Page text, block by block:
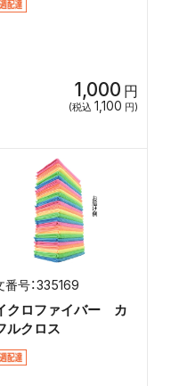
1,000 円
(税込 1,100 円)
335169
クロファイバー カ
ルクロス